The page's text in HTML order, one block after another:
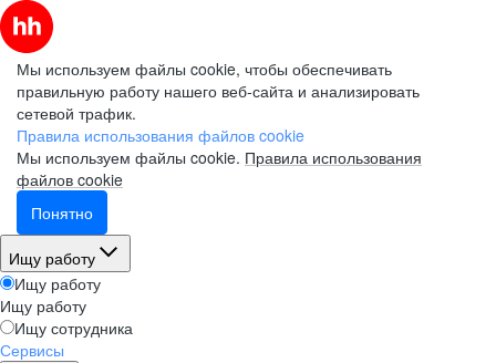
Мы используем файлы cookie, чтобы обеспечивать
правильную работу нашего веб-сайта и анализировать
сетевой трафик.
Правила использования файлов cookie
Мы используем файлы cookie. Правила использования
файлов cookie
Понятно
Ищу работу
Ищу работу
Ищу работу
Ищу сотрудника
Сервисы